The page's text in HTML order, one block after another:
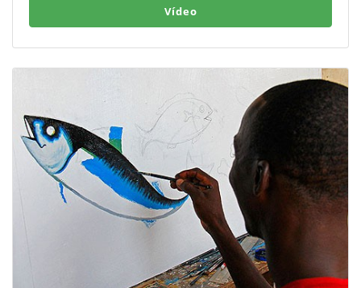
Vídeo